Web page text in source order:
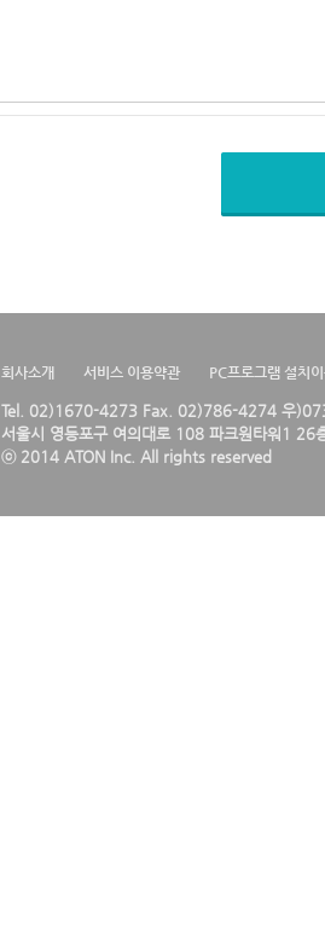
회사소개 서비스 이용약관 PC프로그램 설치
Tel. 02)1670-4273 Fax. 02)786-4274 우
서울시 영등포구 여의대로 108 파크원타워1 26
ⓒ 2014 ATON Inc. All rights reserved